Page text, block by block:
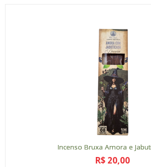
Incenso Bruxa Amora e
R$ 20,00